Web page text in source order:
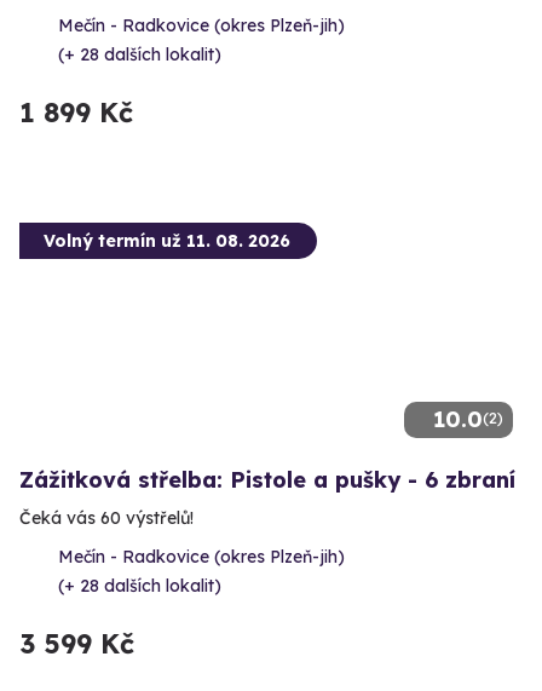
Mečín - Radkovice (okres Plzeň-jih)
(+ 28 dalších lokalit)
1 899 Kč
10.0(2)
Volný termín už 11. 08. 2026
Zážitková střelba: Pistole a pušky - 6 zbraní
Čeká vás 60 výstřelů!
Mečín - Radkovice (okres Plzeň-jih)
(+ 28 dalších lokalit)
3 599 Kč